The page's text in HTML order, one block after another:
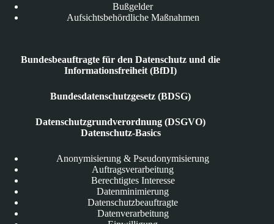
Bußgelder
Aufsichtsbehördliche Maßnahmen
Bundesbeauftragte für den Datenschutz und die
Informationsfreiheit (BfDI)
Bundesdatenschutzgesetz (BDSG)
Datenschutzgrundverordnung (DSGVO)
Datenschutz-Basics
Anonymisierung & Pseudonymisierung
Auftragsverarbeitung
Berechtigtes Interesse
Datenminimierung
Datenschutzbeauftragte
Datenverarbeitung